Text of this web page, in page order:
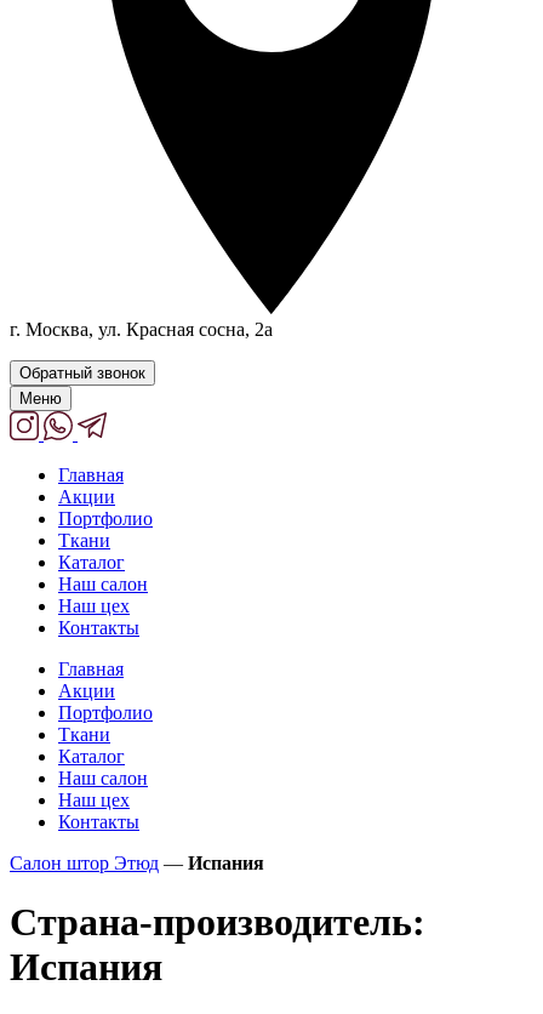
г. Москва, ул. Красная сосна, 2а
Обратный звонок
Меню
Главная
Акции
Портфолио
Ткани
Каталог
Наш салон
Наш цех
Контакты
Главная
Акции
Портфолио
Ткани
Каталог
Наш салон
Наш цех
Контакты
Салон штор Этюд — Испания
Страна-производитель:
Испания